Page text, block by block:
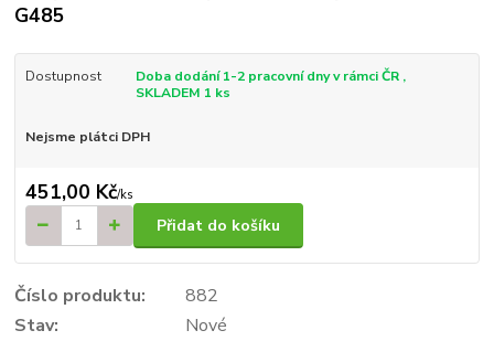
G485
Dostupnost
Doba dodání 1-2 pracovní dny v rámci ČR ,
SKLADEM 1 ks
Nejsme plátci DPH
451,00 Kč/ks
Přidat do košíku
Číslo produktu:
882
Stav:
Nové